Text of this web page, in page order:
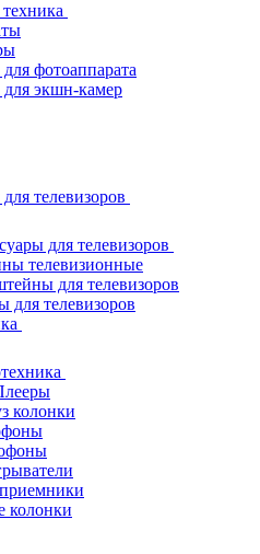
фотоаппарата
для экшн-камер
телевизоров
для телевизоров
телевизионные
для телевизоров
для телевизоров
колонки
колонки